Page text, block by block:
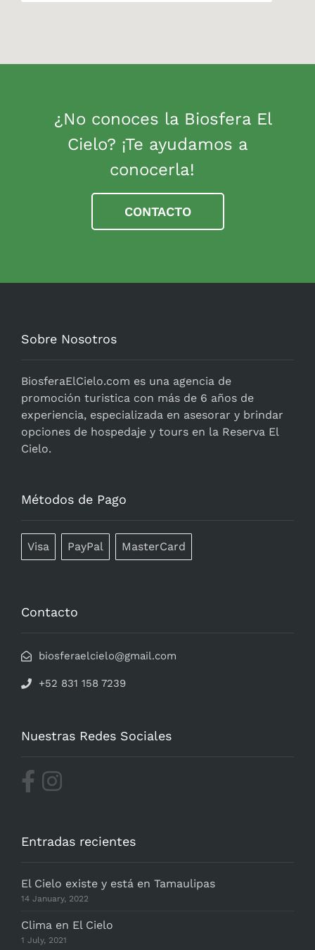
¿No conoces la Biosfera El
Cielo? ¡Te ayudamos a
conocerla!
CONTACTO
Sobre Nosotros
BiosferaElCielo.com es una agencia de
promoción turistica con más de 6 años de
experiencia, especializada en asesorar y brindar
opciones de hospedaje y tours en la Reserva El
Cielo.
Métodos de Pago
Visa PayPal MasterCard
Contacto
biosferaelcielo@gmail.com
+52 831 158 7239
Nuestras Redes Sociales
Entradas recientes
El Cielo existe y está en Tamaulipas
14 January, 2022
Clima en El Cielo
1 July, 2021